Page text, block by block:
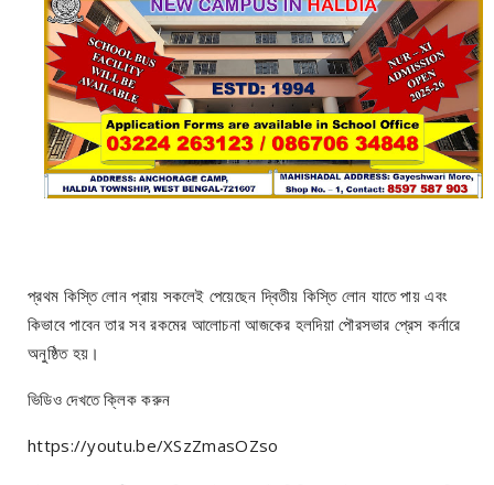
প্রথম কিস্তি লোন প্রায় সকলেই পেয়েছেন দ্বিতীয় কিস্তি লোন যাতে পায় এবং
কিভাবে পাবেন তার সব রকমের আলোচনা আজকের হলদিয়া পৌরসভার প্রেস কর্নারে
অনুষ্ঠিত হয়।
ভিডিও দেখতে ক্লিক করুন
https://youtu.be/XSzZmasOZso